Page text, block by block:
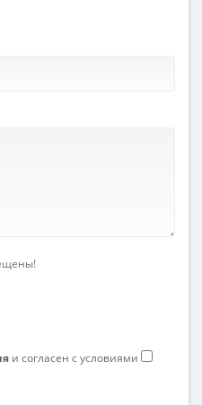
и согласен с условиями